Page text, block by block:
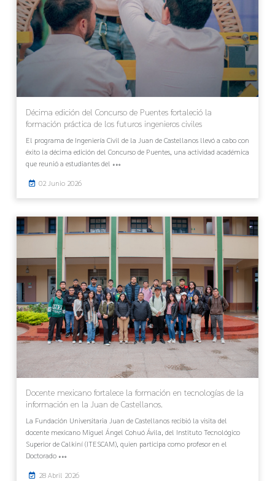
Décima edición del Concurso de Puentes fortaleció la
formación práctica de los futuros ingenieros civiles
El programa de Ingeniería Civil de la Juan de Castellanos llevó a cabo con
éxito la décima edición del Concurso de Puentes, una actividad académica
que reunió a estudiantes del
02 Junio 2026
Docente mexicano fortalece la formación en tecnologías de la
información en la Juan de Castellanos.
La Fundación Universitaria Juan de Castellanos recibió la visita del
docente mexicano Miguel Ángel Cohuó Ávila, del Instituto Tecnológico
Superior de Calkiní (ITESCAM), quien participa como profesor en el
Doctorado
28 Abril 2026